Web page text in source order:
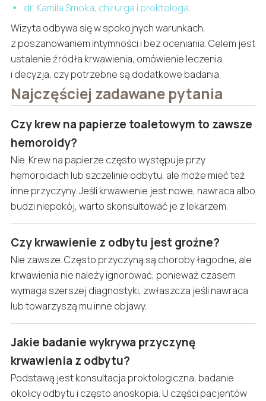
dr. Kamila Smoka, chirurga i proktologa.
Wizyta odbywa się w spokojnych warunkach,
z poszanowaniem intymności i bez oceniania. Celem jest
ustalenie źródła krwawienia, omówienie leczenia
i decyzja, czy potrzebne są dodatkowe badania.
Najczęściej zadawane pytania
Czy krew na papierze toaletowym to zawsze
hemoroidy?
Nie. Krew na papierze często występuje przy
hemoroidach lub szczelinie odbytu, ale może mieć też
inne przyczyny. Jeśli krwawienie jest nowe, nawraca albo
budzi niepokój, warto skonsultować je z lekarzem.
Czy krwawienie z odbytu jest groźne?
Nie zawsze. Często przyczyną są choroby łagodne, ale
krwawienia nie należy ignorować, ponieważ czasem
wymaga szerszej diagnostyki, zwłaszcza jeśli nawraca
lub towarzyszą mu inne objawy.
Jakie badanie wykrywa przyczynę
krwawienia z odbytu?
Podstawą jest konsultacja proktologiczna, badanie
okolicy odbytu i często anoskopia. U części pacjentów